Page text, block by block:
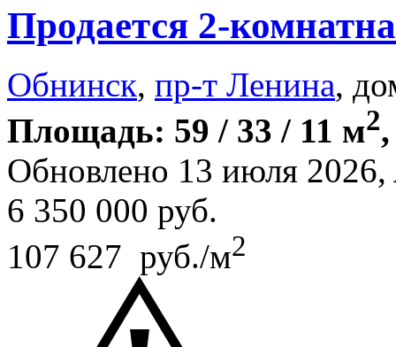
Продается 2-
Обнинск, пр-т Ленина,
Площадь: 59 / 33 / 11 м2
Обновлено 13 июля 2026,
6 350 000 руб.
107 627 руб./м2